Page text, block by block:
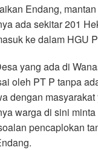
Endang,
ada sekitar 201
ke dalam HGU
yang ada di
oleh PT P tanpa
dengan
warga di sini
pencaplokan